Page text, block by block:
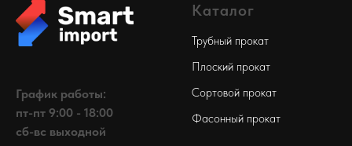
График работы:
пт-пт 9:00 - 18:00
сб-вс выходной
Каталог
Трубный прокат
Плоский прокат
Сортовой прокат
Фасонный прокат